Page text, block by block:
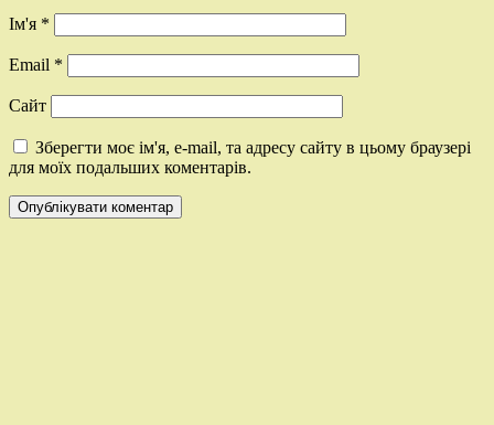
Ім'я *
Email *
Сайт
Зберегти моє ім'я, e-mail, та адресу сайту в цьому браузері
для моїх подальших коментарів.